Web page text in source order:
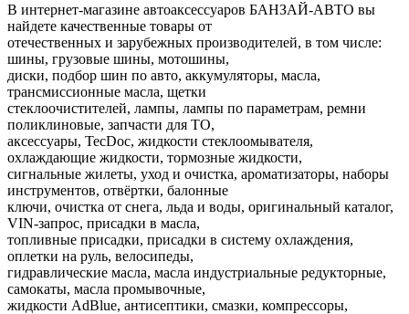
В интернет-магазине автоаксессуаров БАНЗАЙ-АВТО вы
найдете качественные товары от
отечественных и зарубежных производителей, в том числе:
шины, грузовые шины, мотошины,
диски, подбор шин по авто, аккумуляторы, масла,
трансмиссионные масла, щетки
стеклоочистителей, лампы, лампы по параметрам, ремни
поликлиновые, запчасти для ТО,
аксессуары, TecDoc, жидкости стеклоомывателя,
охлаждающие жидкости, тормозные жидкости,
сигнальные жилеты, уход и очистка, ароматизаторы, наборы
инструментов, отвёртки, балонные
ключи, очистка от снега, льда и воды, оригинальный каталог,
VIN-запрос, присадки в масла,
топливные присадки, присадки в систему охлаждения,
оплетки на руль, велосипеды,
гидравлические масла, масла индустриальные редукторные,
самокаты, масла промывочные,
жидкости AdBlue, антисептики, смазки, компрессоры,